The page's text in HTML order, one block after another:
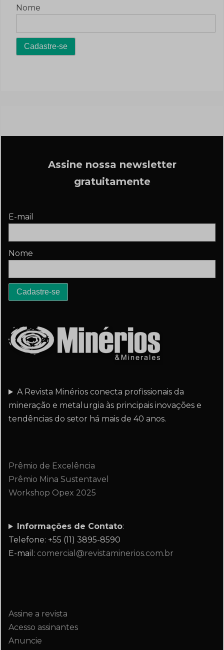
Nome
Assine nossa newsletter
gratuitamente
E-mail
Nome
A Revista Minérios conecta profissionais da
mineração e metalurgia às principais inovações e
tendências do setor há mais de 40 anos.
Prêmio de Excelência
Prêmio Mina Sustentavel
Workshop Opex 2025
Informações de Contato:
Telefone: +55 (11) 3895-8590
E-mail: comercial@revistaminerios.com.br
Assine a revista
Acesso assinantes
Anuncie